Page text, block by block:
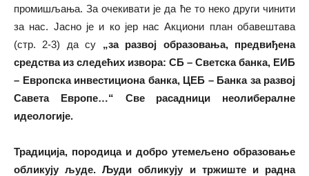
промишљања. За очекивати је да ће то неко други чинити
за нас. Јасно је и ко јер нас Акциони план обавештава
(стр. 2-3) да су „за развој образовања, предвиђена
средства из следећих извора: СБ – Светска банка, ЕИБ
– Европска инвестициона банка, ЦЕБ – Банка за развој
Савета Европе…“ Све расадници неолибералне
идеологије.
Традиција, породица и добро утемељено образовање
обликују људе. Људи обликују и тржиште и радна